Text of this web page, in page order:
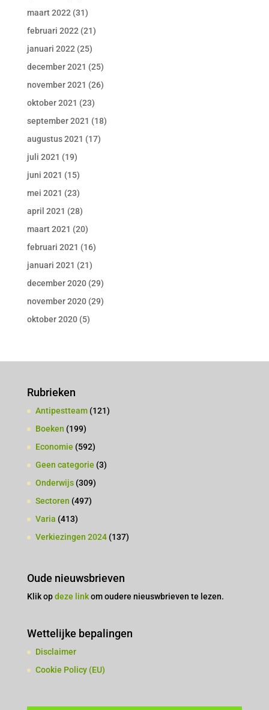
maart 2022 (31)
februari 2022 (21)
januari 2022 (25)
december 2021 (25)
november 2021 (26)
oktober 2021 (23)
september 2021 (18)
augustus 2021 (17)
juli 2021 (19)
juni 2021 (15)
mei 2021 (23)
april 2021 (28)
maart 2021 (20)
februari 2021 (16)
januari 2021 (21)
december 2020(29)
november 2020(29)
oktober 2020(5)
Rubrieken
Antipestteam(121)
Boeken (199)
Economie (592)
Geen categorie (3)
Onderwijs(309)
Sectoren (497)
Varia (413)
Verkiezingen 2024(137)
Oude nieuwsbrieven
Klik opdeze linkom oudere nieuswbrieven te lezen.
Wettelijke bepalingen
Disclaimer
Cookie Policy (EU)